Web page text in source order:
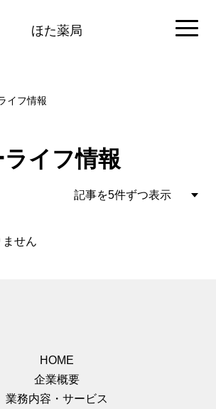
ほた薬局
イフ情報
イフ情報
せん
HOME
企業概要
業務内容・サービス